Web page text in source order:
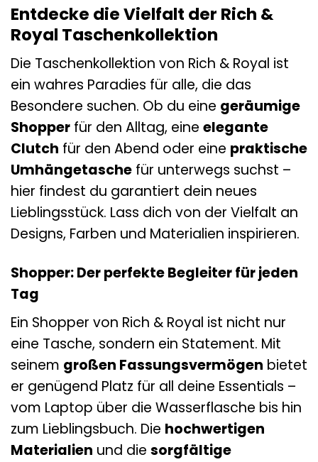
Entdecke die Vielfalt der Rich &
Royal Taschenkollektion
Die Taschenkollektion von Rich & Royal ist
ein wahres Paradies für alle, die das
Besondere suchen. Ob du eine geräumige
Shopper für den Alltag, eine elegante
Clutch für den Abend oder eine praktische
Umhängetasche für unterwegs suchst –
hier findest du garantiert dein neues
Lieblingsstück. Lass dich von der Vielfalt an
Designs, Farben und Materialien inspirieren.
Shopper: Der perfekte Begleiter für jeden
Tag
Ein Shopper von Rich & Royal ist nicht nur
eine Tasche, sondern ein Statement. Mit
seinem großen Fassungsvermögen bietet
er genügend Platz für all deine Essentials –
vom Laptop über die Wasserflasche bis hin
zum Lieblingsbuch. Die hochwertigen
Materialien und die sorgfältige